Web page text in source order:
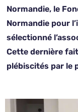
Normandie, le
Normandie pour
sélectionné
Cette dernière
plébiscités par le